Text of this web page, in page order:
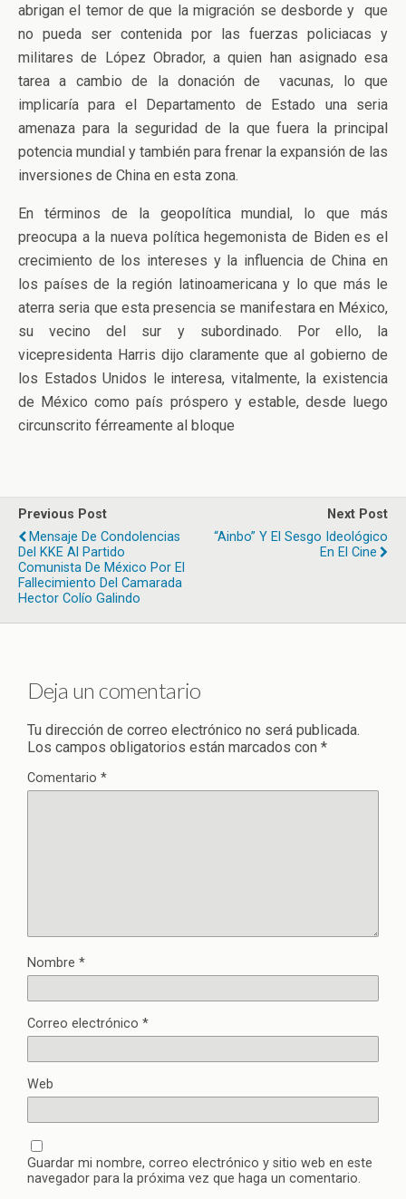
abrigan el temor de que la migración se desborde y que
no pueda ser contenida por las fuerzas policiacas y
militares de López Obrador, a quien han asignado esa
tarea a cambio de la donación de vacunas, lo que
implicaría para el Departamento de Estado una seria
amenaza para la seguridad de la que fuera la principal
potencia mundial y también para frenar la expansión de las
inversiones de China en esta zona.
En términos de la geopolítica mundial, lo que más
preocupa a la nueva política hegemonista de Biden es el
crecimiento de los intereses y la influencia de China en
los países de la región latinoamericana y lo que más le
aterra seria que esta presencia se manifestara en México,
su vecino del sur y subordinado. Por ello, la
vicepresidenta Harris dijo claramente que al gobierno de
los Estados Unidos le interesa, vitalmente, la existencia
de México como país próspero y estable, desde luego
circunscrito férreamente al bloque
Previous Post
Mensaje De Condolencias
Del KKE Al Partido
Comunista De México Por El
Fallecimiento Del Camarada
Hector Colío Galindo
Next Post
“Ainbo” Y El Sesgo Ideológico
En El Cine
Deja un comentario
Tu dirección de correo electrónico no será publicada.
Los campos obligatorios están marcados con *
Comentario *
Nombre *
Correo electrónico *
Web
Guardar mi nombre, correo electrónico y sitio web en este
navegador para la próxima vez que haga un comentario.